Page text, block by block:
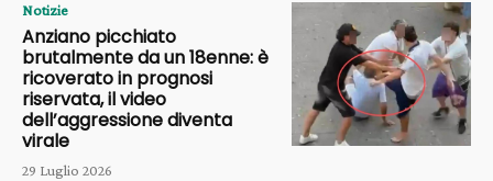
Notizie
Anziano picchiato
brutalmente da un 18enne: è
ricoverato in prognosi
riservata, il video
dell’aggressione diventa
virale
29 Luglio 2026